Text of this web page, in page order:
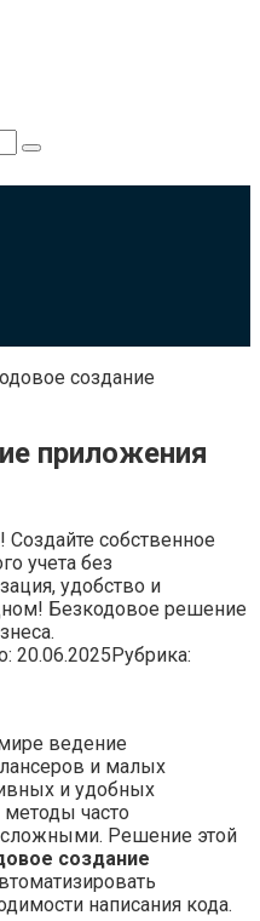
создание
приложения
собственное
учета без
удобство и
Безкодовое решение
20.06.2025Рубрика:
ведение
и малых
и удобных
часто
Решение этой
создание
написания кода.